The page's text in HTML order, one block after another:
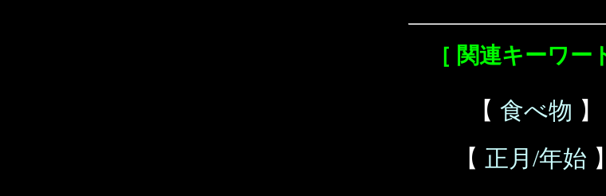
［ 関連キーワー
【 食べ物 】
【 正月/年始 】